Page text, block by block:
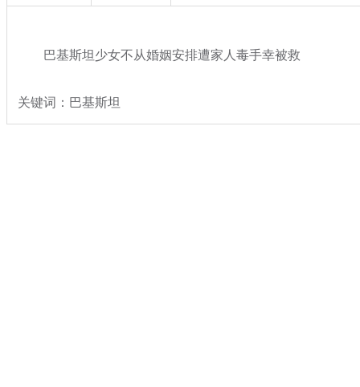
巴基斯坦少女不从婚姻安排遭家人毒手幸被救
关键词：巴基斯坦